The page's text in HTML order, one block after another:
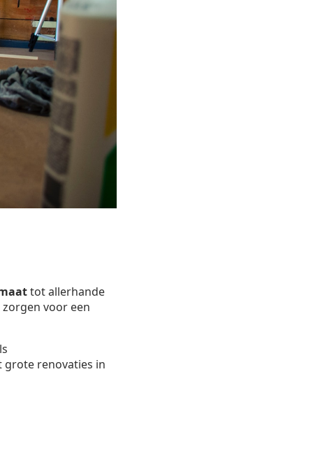
tot allerhande
zorgen voor een
grote renovaties in